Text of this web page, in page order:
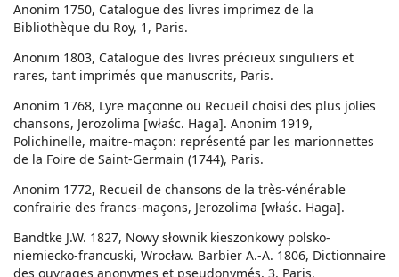
Anonim 1750, Catalogue des livres imprimez de la
Bibliothèque du Roy, 1, Paris.
Anonim 1803, Catalogue des livres précieux singuliers et
rares, tant imprimés que manuscrits, Paris.
Anonim 1768, Lyre maçonne ou Recueil choisi des plus jolies
chansons, Jerozolima [właśc. Haga]. Anonim 1919,
Polichinelle, maitre-maçon: représenté par les marionnettes
de la Foire de Saint-Germain (1744), Paris.
Anonim 1772, Recueil de chansons de la très-vénérable
confrairie des francs-maçons, Jerozolima [właśc. Haga].
Bandtke J.W. 1827, Nowy słownik kieszonkowy polsko-
niemiecko-francuski, Wrocław. Barbier A.-A. 1806, Dictionnaire
des ouvrages anonymes et pseudonymés, 3, Paris.